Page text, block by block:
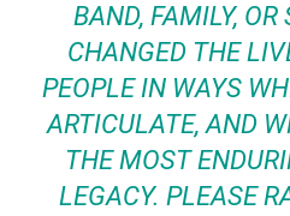
BAND, FAMILY,
CHANGED THE
PEOPLE IN WAYS
ARTICULATE, AND
THE MOST
LEGACY. PLEASE